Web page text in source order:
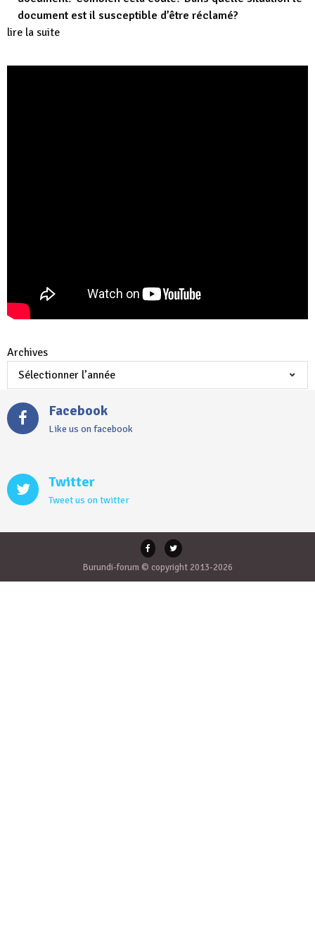
document est il susceptible d’être réclamé?
lire la suite
Archives
Facebook
Like us on facebook
Twitter
Tweet us on twitter
Burundi-forum © copyright 2013-2026